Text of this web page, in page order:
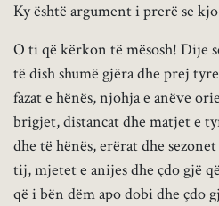
Ky është argument i prerë se
O ti që kërkon të mësosh! Dije
të dish shumë gjëra dhe prej
fazat e hënës, njohja e anëve
brigjet, distancat dhe matjet e
dhe të hënës, erërat dhe
tij, mjetet e anijes dhe çdo gjë
që i bën dëm apo dobi dhe çdo